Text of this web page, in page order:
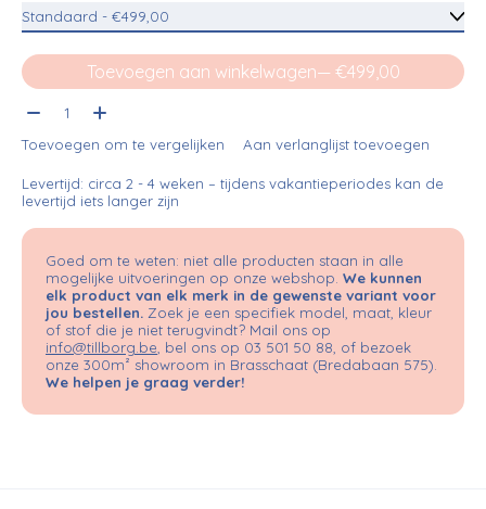
Toevoegen aan winkelwagen
— €499,00
Aantal:
Toevoegen om te vergelijken Aan verlanglijst toevoegen
Levertijd: circa 2 - 4 weken – tijdens vakantieperiodes kan de
levertijd iets langer zijn
Goed om te weten: niet alle producten staan in alle
mogelijke uitvoeringen op onze webshop. We kunnen
elk product van elk merk in de gewenste variant voor
jou bestellen. Zoek je een specifiek model, maat, kleur
of stof die je niet terugvindt? Mail ons op
info@tillborg.be , bel ons op 03 501 50 88, of bezoek
onze 300m² showroom in Brasschaat (Bredabaan 575).
We helpen je graag verder!